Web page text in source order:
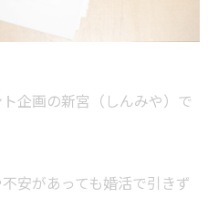
企画の新宮（しんみや）で
安があっても婚活で引きず